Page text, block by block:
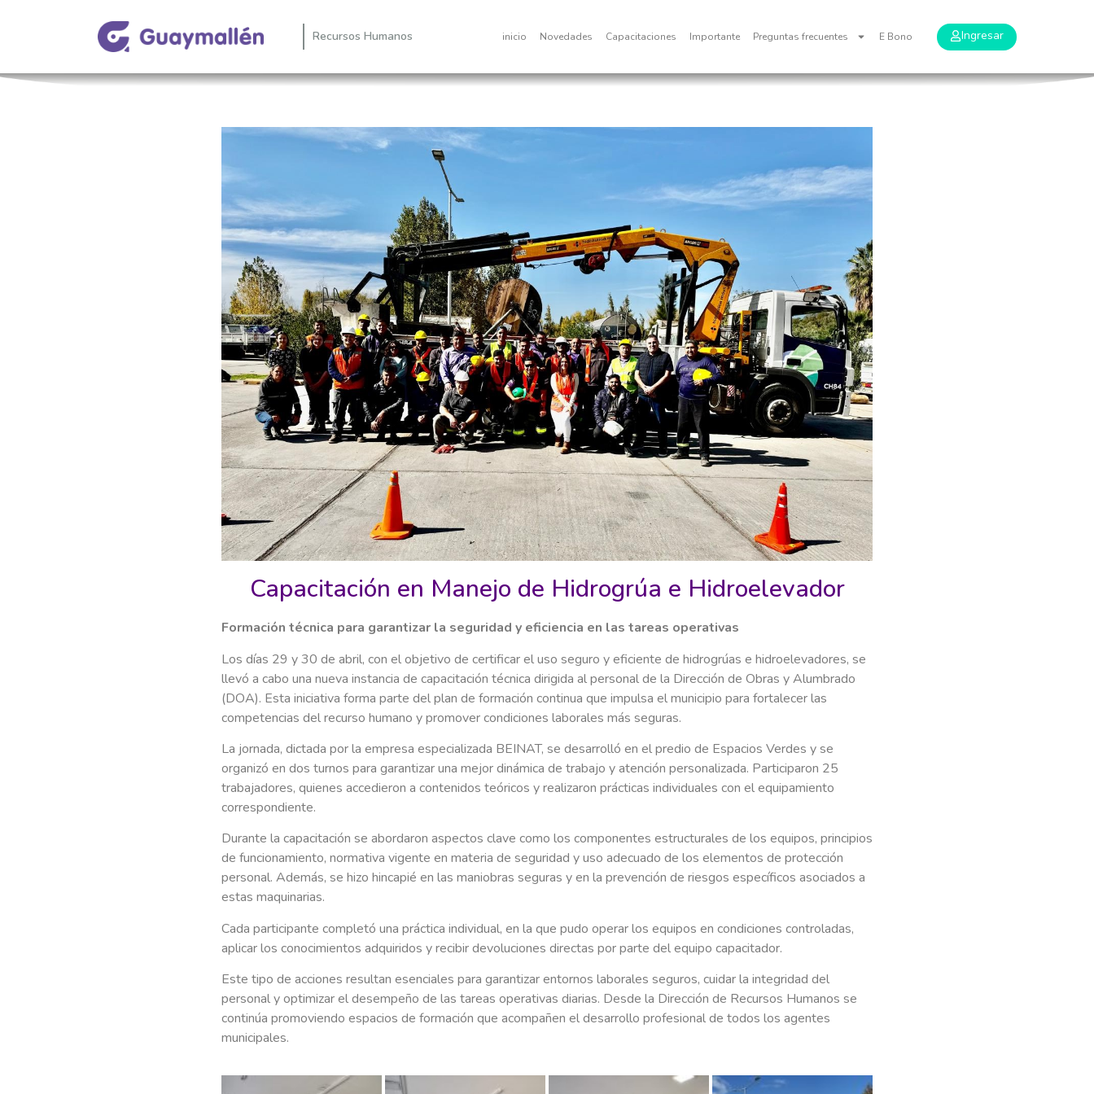
Recursos Humanos inicio Novedades Capacitaciones Importante Preguntas frecuentes E Bono Ingresar
Capacitación en Manejo de Hidrogrúa e Hidroelevador
Formación técnica para garantizar la seguridad y eficiencia en las tareas operativas
Los días 29 y 30 de abril, con el objetivo de certificar el uso seguro y eficiente de hidrogrúas e hidroelevadores, se
llevó a cabo una nueva instancia de capacitación técnica dirigida al personal de la Dirección de Obras y Alumbrado
(DOA). Esta iniciativa forma parte del plan de formación continua que impulsa el municipio para fortalecer las
competencias del recurso humano y promover condiciones laborales más seguras.
La jornada, dictada por la empresa especializada BEINAT, se desarrolló en el predio de Espacios Verdes y se
organizó en dos turnos para garantizar una mejor dinámica de trabajo y atención personalizada. Participaron 25
trabajadores, quienes accedieron a contenidos teóricos y realizaron prácticas individuales con el equipamiento
correspondiente.
Durante la capacitación se abordaron aspectos clave como los componentes estructurales de los equipos, principios
de funcionamiento, normativa vigente en materia de seguridad y uso adecuado de los elementos de protección
personal. Además, se hizo hincapié en las maniobras seguras y en la prevención de riesgos específicos asociados a
estas maquinarias.
Cada participante completó una práctica individual, en la que pudo operar los equipos en condiciones controladas,
aplicar los conocimientos adquiridos y recibir devoluciones directas por parte del equipo capacitador.
Este tipo de acciones resultan esenciales para garantizar entornos laborales seguros, cuidar la integridad del
personal y optimizar el desempeño de las tareas operativas diarias. Desde la Dirección de Recursos Humanos se
continúa promoviendo espacios de formación que acompañen el desarrollo profesional de todos los agentes
municipales.